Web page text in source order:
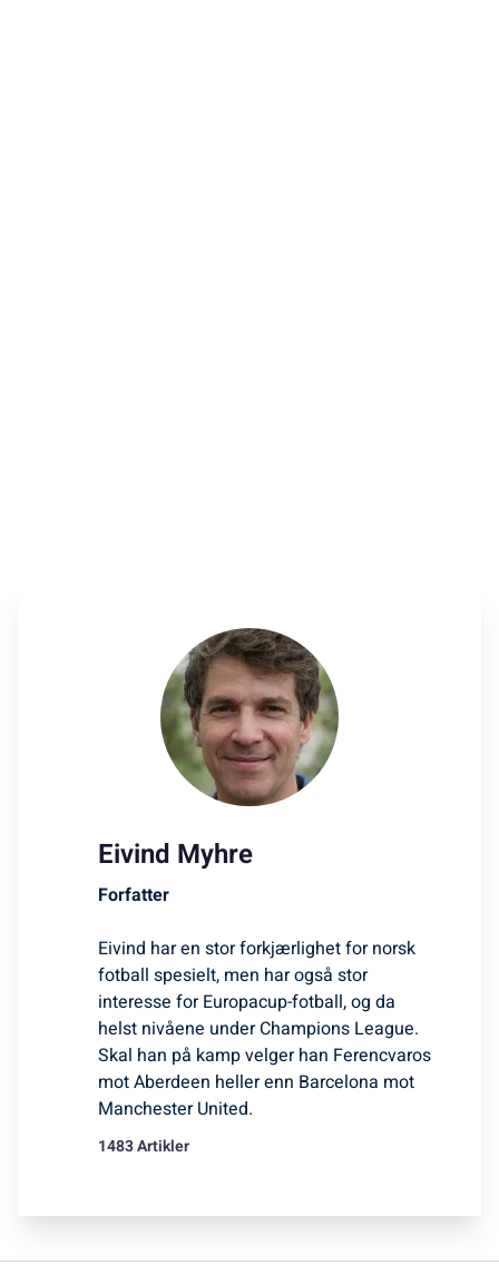
Eivind Myhre
Forfatter
Eivind har en stor forkjærlighet for norsk
fotball spesielt, men har også stor
interesse for Europacup-fotball, og da
helst nivåene under Champions League.
Skal han på kamp velger han Ferencvaros
mot Aberdeen heller enn Barcelona mot
Manchester United.
1483 Artikler